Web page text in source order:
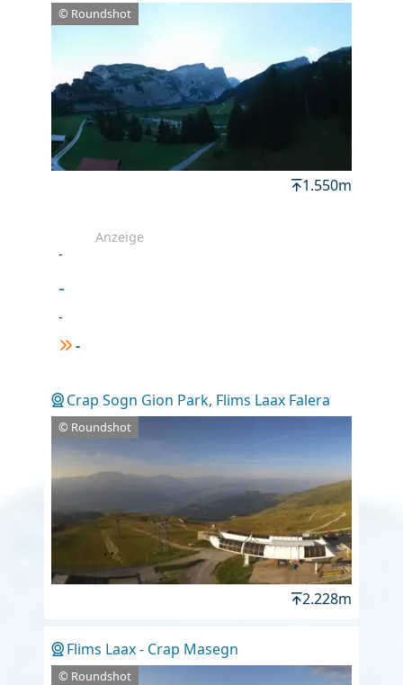
© Roundshot
1.550m
Anzeige
-
-
-
-
Crap Sogn Gion Park, Flims Laax Falera
© Roundshot
2.228m
Flims Laax - Crap Masegn
© Roundshot